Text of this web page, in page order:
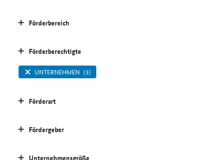
Förderbereich
Förderberechtigte
UNTERNEHMEN (3)
Förderart
Fördergeber
Unternehmensgröße